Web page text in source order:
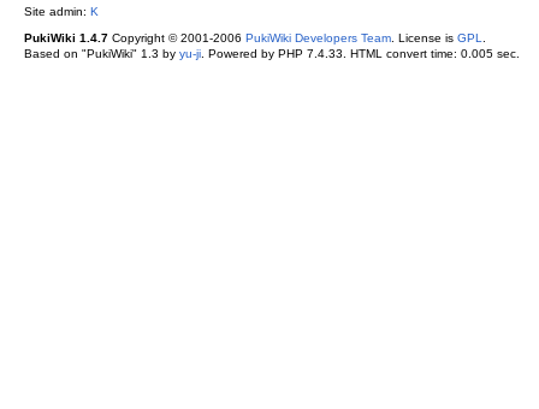
Site admin: K
PukiWiki 1.4.7Copyright © 2001-2006 PukiWiki Developers Team. License is GPL
Based on "PukiWiki" 1.3 by yu-ji. Powered by PHP 7.4.33. HTML convert time: 0.005 sec.